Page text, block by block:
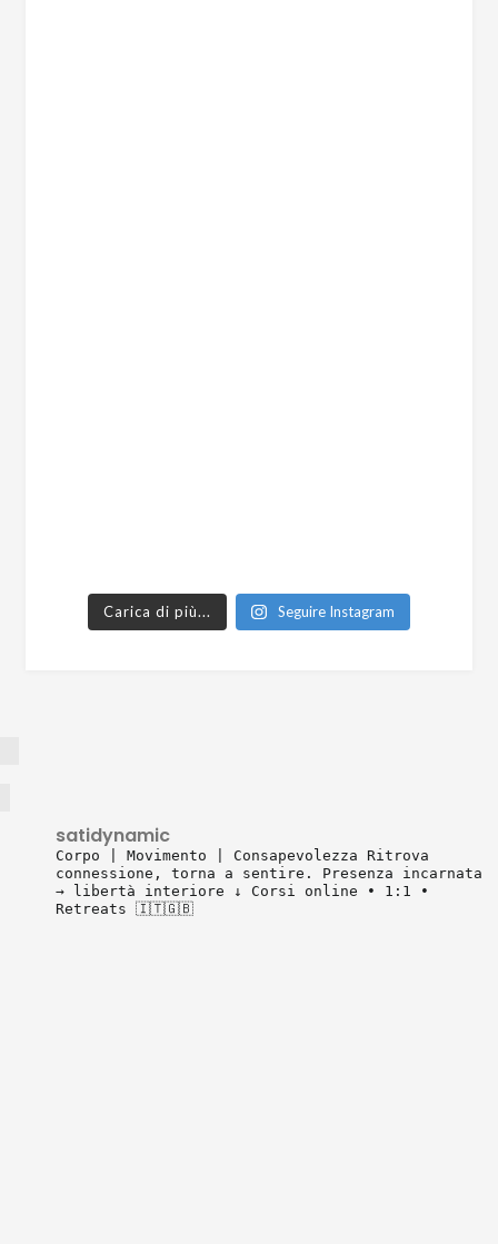
Carica di più... Seguire Instagram
satidynamic
Corpo | Movimento | Consapevolezza Ritrova
connessione, torna a sentire.
Presenza incarnata
→ libertà interiore ↓ Corsi online • 1:1 •
Retreats 🇮🇹🇬🇧